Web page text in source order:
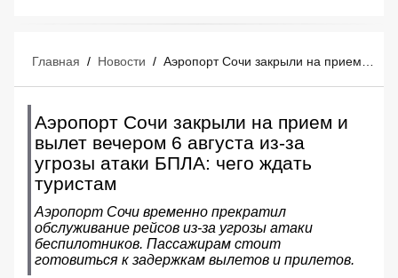
Главная / Новости /
Аэропорт Сочи закрыли на прием и
вылет вечером 6 августа из-за
угрозы атаки БПЛА: чего ждать
туристам
Аэропорт Сочи временно прекратил
обслуживание рейсов из-за угрозы атаки
беспилотников. Пассажирам стоит
готовиться к задержкам вылетов и прилетов.